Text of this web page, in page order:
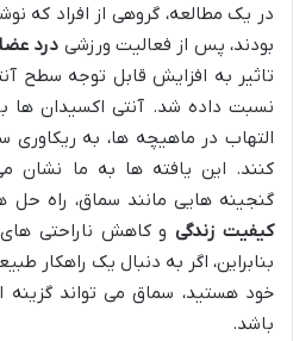
در یک مطالعه، گروهی از افراد که
بودند، پس از فعالیت ورزشی درد
تاثیر به افزایش قابل توجه سطح
نسبت داده شد. آنتی اکسیدان ها
التهاب در ماهیچه ها، به
کنند. این یافته ها به ما
گنجینه هایی مانند سماق، راه حل
کیفیت زندگیو کاهش ناراحتی
بنابراین، اگر به دنبال یک راهکار
خود هستید، سماق می تواند گزینه
باشد.